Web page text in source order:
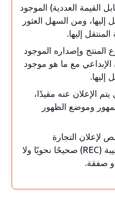
القيمة العددية) الموجود
إليها، ومن السهل العثور
إليها.
المنتج وإصداره الموجود
مع ما هو موجود
إليها.
يتم الإعلان عنه مقيدًا،
وموضع الظهور
لإعلان التجارة
الإلكترونية المستجيبة (REC) صحيحًا نحويًا ولا
صفقة.